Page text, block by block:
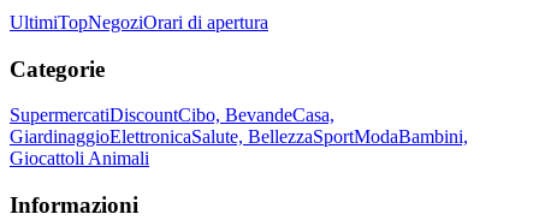
UltimiTopNegoziOrari di apertura
Categorie
SupermercatiDiscountCibo, BevandeCasa,
GiardinaggioElettronicaSalute, BellezzaSportModaBambini,
Giocattoli Animali
Informazioni